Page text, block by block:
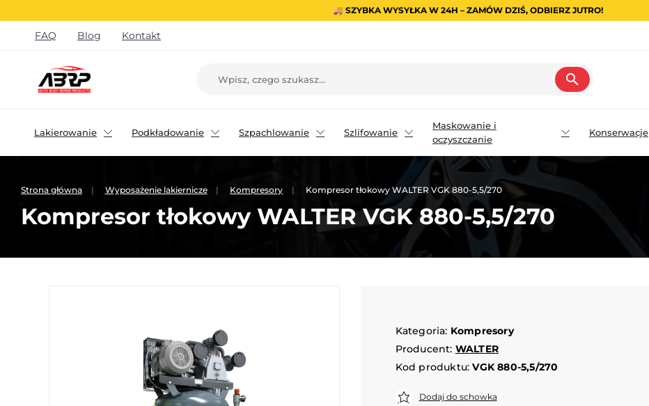
🚚 SZYBKA WYSYŁKA W 24H – ZAMÓW DZIŚ, ODBIERZ JUTRO!
FAQ Blog Kontakt
search
Lakierowanie Podkładowanie Szpachlowanie Szlifowanie
Maskowanie i
oczyszczanie
Konserwacje
Strona główna Wyposażenie lakiernicze Kompresory Kompresor tłokowy WALTER VGK 880-5,5/270
Kompresor tłokowy WALTER VGK 880-5,5/270
Kategoria: Kompresory
Producent: WALTER
Kod produktu: VGK 880-5,5/270
Dodaj do schowka